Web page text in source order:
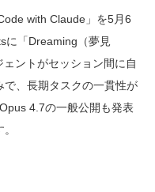
with Claude」を5月6
に「Dreaming（夢見
ントがセッション間に自
、長期タスクの一貫性が
4.7の一般公開も発表